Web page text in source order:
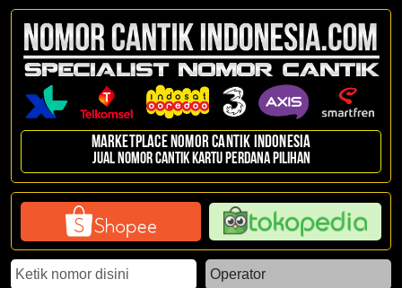
Marketplace Nomor Cantik Indonesia
Jual nomor cantik kartu perdana pilihan